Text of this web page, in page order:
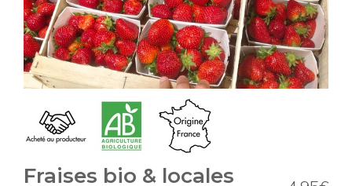
Fraises bio & locales